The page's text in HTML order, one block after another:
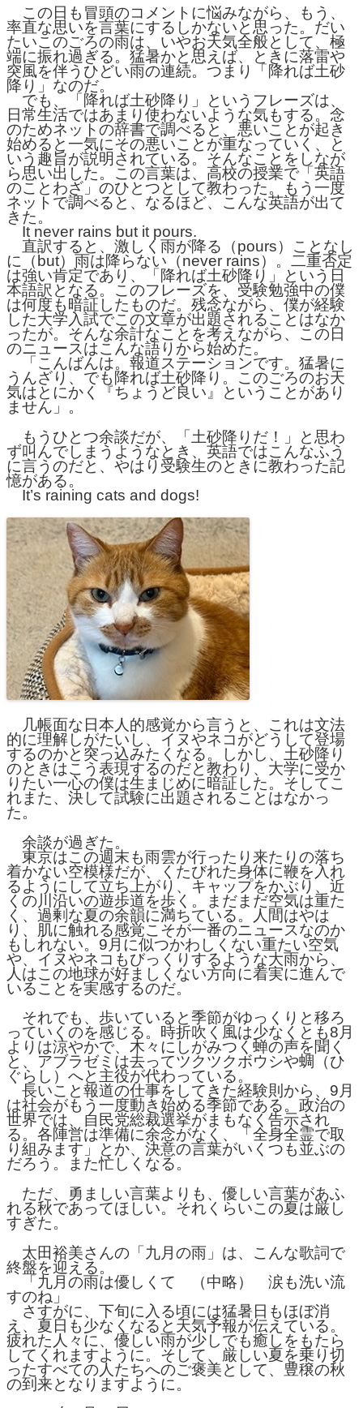
この日も冒頭のコメントに悩みながら、もう、
率直な思いを言葉にするしかないと思った。だい
たいこのごろの雨は、いやお天気全般として、極
端に振れ過ぎる。猛暑かと思えば、ときに落雷や
突風を伴うひどい雨の連続。つまり「降れば土砂
降り」なのだ。
でも、「降れば土砂降り」というフレーズは、
日常生活ではあまり使わないような気もする。念
のためネットの辞書で調べると、悪いことが起き
始めると一気にその悪いことが重なっていく、と
いう趣旨が説明されている。そんなことをしなが
ら思い出した。この言葉は、高校の授業で「英語
のことわざ」のひとつとして教わった。もう一度
ネットで調べると、なるほど、こんな英語が出て
きた。
It never rains but it pours.
直訳すると、激しく雨が降る（pours）ことなし
に（but）雨は降らない（never rains）。二重否定
は強い肯定であり、「降れば土砂降り」という日
本語訳となる。このフレーズを、受験勉強中の僕
は何度も暗証したものだ。残念ながら、僕が経験
した大学入試でこの文章が出題されることはなか
ったが。そんな余計なことを考えながら、この日
のニュースはこんな語りから始めた。
「こんばんは。報道ステーションです。猛暑に
うんざり、でも降れば土砂降り。このごろのお天
気はとにかく『ちょうど良い』ということがあり
ません」。
もうひとつ余談だが、「土砂降りだ！」と思わ
ず叫んでしまうようなとき、英語ではこんなふう
に言うのだと、やはり受験生のときに教わった記
憶がある。
It’s raining cats and dogs!
几帳面な日本人的感覚から言うと、これは文法
的に理解しがたいし、イヌやネコがどうして登場
するのかと突っ込みたくなる。しかし、土砂降り
のときはこう表現するのだと教わり、大学に受か
りたい一心の僕は生まじめに暗証した。そしてこ
れまた、決して試験に出題されることはなかっ
た。
余談が過ぎた。
東京はこの週末も雨雲が行ったり来たりの落ち
着かない空模様だが、くたびれた身体に鞭を入れ
るようにして立ち上がり、キャップをかぶり、近
くの川沿いの遊歩道を歩く。まだまだ空気は重た
く、過剰な夏の余韻に満ちている。人間はやは
り、肌に触れる感覚こそが一番のニュースなのか
もしれない。9月に似つかわしくない重たい空気
や、イヌやネコもびっくりするような大雨から、
人はこの地球が好ましくない方向に着実に進んで
いることを実感するのだ。
それでも、歩いていると季節がゆっくりと移ろ
っていくのを感じる。時折吹く風は少なくとも8月
よりは涼やかで、木々にしがみつく蝉の声を聞く
と、アブラゼミは去ってツクツクボウシや蜩（ひ
ぐらし）へと主役が代わっている。
長いこと報道の仕事をしてきた経験則から、9月
は社会がもう一度動き始める季節である。政治の
世界では、自民党総裁選挙がまもなく告示され
る。各陣営は準備に余念がなく、「全身全霊で取
り組みます」とか、決意の言葉がいくつも並ぶの
だろう。また忙しくなる。
ただ、勇ましい言葉よりも、優しい言葉があふ
れる秋であってほしい。それくらいこの夏は厳し
すぎた。
太田裕美さんの「九月の雨」は、こんな歌詞で
終盤を迎える。
「九月の雨は優しくて （中略） 涙も洗い流
すのね」
さすがに、下旬に入る頃には猛暑日もほぼ消
え、夏日も少なくなると天気予報が伝えている。
疲れた人々に、優しい雨が少しでも癒しをもたら
してくれますように。そして、厳しい夏を乗り切
ったすべての人たちへのご褒美として、豊穣の秋
の到来となりますように。